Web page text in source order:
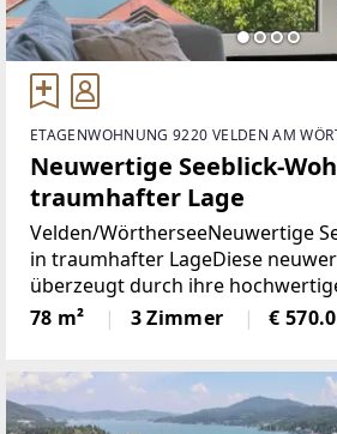
ETAGENWOHNUNG 9220 VELDEN AM
Neuwertige Seeblick-
traumhafter Lage
Velden/WörtherseeNeuwertige
in traumhafter LageDiese
überzeugt durch ihre
durchdachte Raumaufteilung und
eindrucksvollen Blick auf den
78 m² 3 Zimmer €